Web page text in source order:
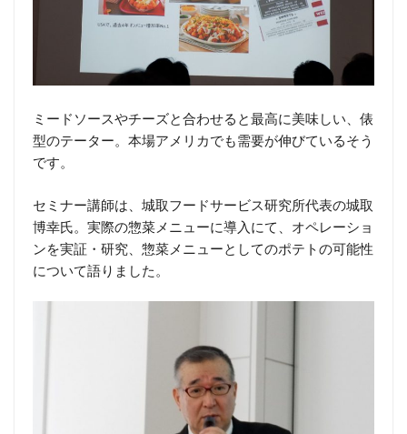
ミードソースやチーズと合わせると最高に美味しい、俵
型のテーター。本場アメリカでも需要が伸びているそう
です。
セミナー講師は、城取フードサービス研究所代表の城取
博幸氏。実際の惣菜メニューに導入にて、オペレーショ
ンを実証・研究、惣菜メニューとしてのポテトの可能性
について語りました。